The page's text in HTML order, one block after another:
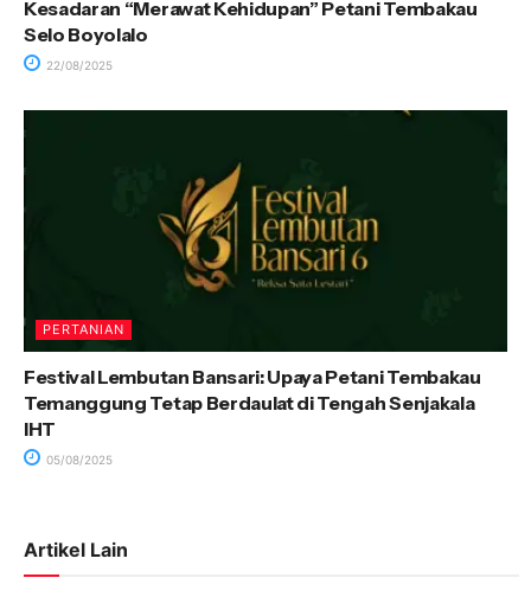
Kesadaran “Merawat Kehidupan” Petani Tembakau
Selo Boyolalo
22/08/2025
PERTANIAN
Festival Lembutan Bansari: Upaya Petani Tembakau
Temanggung Tetap Berdaulat di Tengah Senjakala
IHT
05/08/2025
Artikel Lain